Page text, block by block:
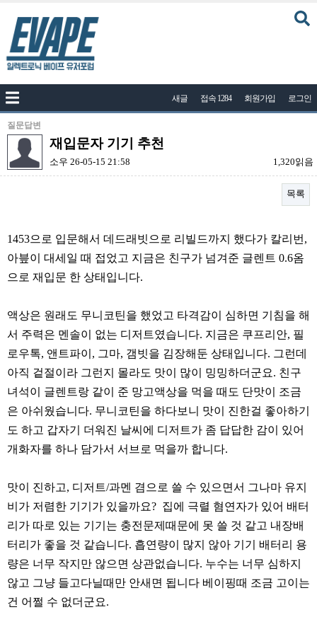
공지사항
나눔이벤트
자유게시판
질문답변
액상
리뷰게시판
팁앤가이드
툴즈킷
업체
업체게시판
제휴업체
트레이드
판매
나눔
거래후기
새글 접속 1284 회원가입 로그인
질문답변
재입문자 기기 추천
소우 26-05-15 21:58 1,320읽음
목록
1453으로 입문해서 데드래빗으로 리빌드까지 했다가 칼리번,
아븦이 대세일 때 접었고 지금은 친구가 넘겨준 글렌트 0.6옴
으로 재입문 한 상태입니다.
액상은 원래도 무니코틴을 했었고 타격감이 심하면 기침을 해
서 주력은 멘솔이 없는 디저트였습니다. 지금은 쿠프리안, 필
로우톡, 앤트파이, 그마, 갬빗을 김장해둔 상태입니다. 그런데
아직 겉절이라 그런지 몰라도 맛이 많이 밍밍하더군요. 친구
녀석이 글렌트랑 같이 준 망고액상을 먹을 때도 단맛이 조금
은 아쉬웠습니다. 무니코틴을 하다보니 맛이 진한걸 좋아하기
도 하고 갑자기 더워진 날씨에 디저트가 좀 답답한 감이 있어
개화자를 하나 담가서 서브로 먹을까 합니다.
맛이 진하고, 디저트/과멘 겸으로 쓸 수 있으면서 그나마 유지
비가 저렴한 기기가 있을까요? 집에 극렬 혐연자가 있어 배터
리가 따로 있는 기기는 충전문제때문에 못 쓸 것 같고 내장배
터리가 좋을 것 같습니다. 흡연량이 많지 않아 기기 배터리 용
량은 너무 작지만 않으면 상관없습니다. 누수는 너무 심하지
않고 그냥 들고다닐때만 안새면 됩니다 베이핑때 조금 고이는
건 어쩔 수 없더군요.